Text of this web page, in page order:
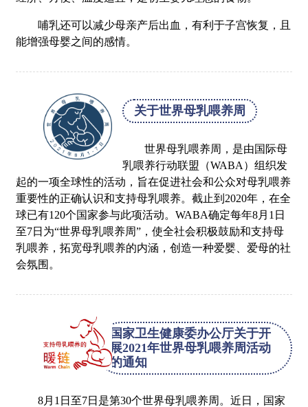
哺乳还可以减少母亲产后出血，有利于子宫恢复，且
能增强母婴之间的感情。
关于世界母乳喂养周
世界母乳喂养周，是由国际母
乳喂养行动联盟（WABA）组织发
起的一项全球性的活动，旨在促进社会和公众对母乳喂养
重要性的正确认识和支持母乳喂养。截止到2020年，在全
球已有120个国家参与此项活动。WABA确定每年8月1日
至7日为“世界母乳喂养周”，使全社会积极鼓励和支持母
乳喂养，拓宽母乳喂养的内涵，创造一种爱婴、爱母的社
会氛围。
国家卫生健康委办公厅关于开
展2021年世界母乳喂养周活动
的通知
8月1日至7日是第30个世界母乳喂养周。近日，国家